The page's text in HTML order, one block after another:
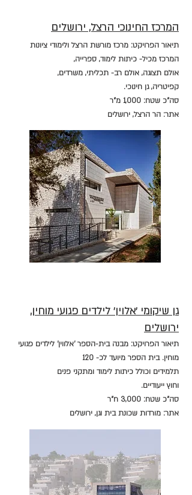
המרכז החינוכי הרצל, ירושלים
תיאור הפרויקט: מרכז מורשת הרצל ולימודי ציונות
המרכז מכיל- כיתות לימוד, ספרייה,
אולם תצוגה, אולם רב- תכליתי, משרדים,
קפיטריה, גן חינוכי.
סה"כ שטח: 1,000 מ"ר
אתר: הר הרצל, ירושלים
גן שיקומי 'אלוין' לילדים פגועי מוחין,
ירושלים
תיאור הפרויקט: מבנה בית-הספר 'אלווין' לילדים פגועי
מוחין. בית הספר מיועד לכ- 120
תלמידים וכולל כיתות לימוד ומתקני פנים
וחוץ ייעודיים.
סה"כ שטח: 3,000 n"ר
אתר: מורדות שכונת בית וגן, ירושלים